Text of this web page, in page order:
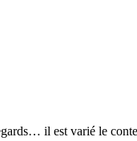
il est varié le